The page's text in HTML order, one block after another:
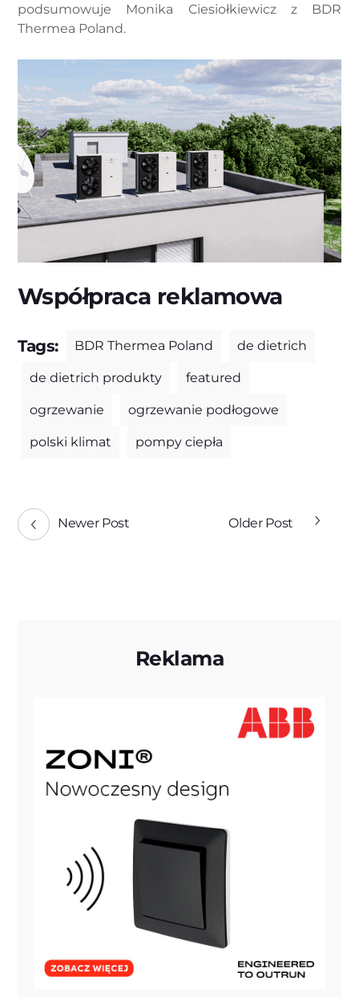
podsumowuje Monika Ciesiołkiewicz z BDR
Thermea Poland.
Współpraca reklamowa
Tags: BDR Thermea Poland de dietrich
de dietrich produkty featured
ogrzewanie ogrzewanie podłogowe
polski klimat pompy ciepła
Newer Post Older Post
Reklama